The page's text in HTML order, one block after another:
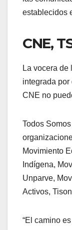
establecidos
CNE,
La vocera de
integrada por
CNE no
Todos
Movimiento
Indígena,
Unparve,
Activos,
“El camino